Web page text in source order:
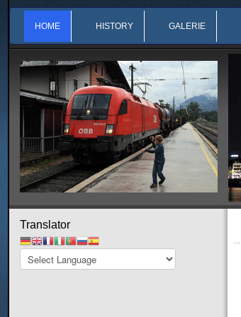
HOME HISTORY GALERIE
Translator